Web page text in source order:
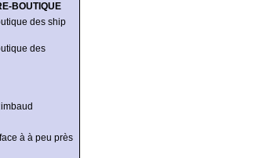
BOUTIQUE
des ship
des
à à peu près